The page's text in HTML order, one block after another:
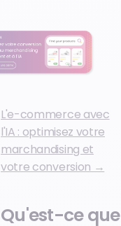
L'e-commerce avec
l'IA : optimisez votre
marchandising et
votre conversion →
Qu'est-ce que